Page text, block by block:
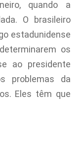
quando a
O brasileiro
estadunidense
os
ao presidente
problemas da
Eles têm que